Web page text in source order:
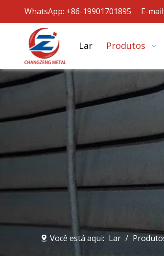
WhatsApp: +86-19901701895 E-mail:
Lar Produtos
Você está aqui: Lar /